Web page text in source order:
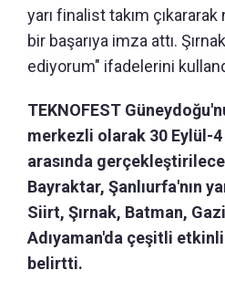
yarı finalist takım
bir başarıya imza attı.
ediyorum" ifadelerini
TEKNOFEST
merkezli olarak 30 Eylül-
arasında
Bayraktar, Şanlıurfa'nın
Siirt, Şırnak, Batman,
Adıyaman'da çeşitli
belirtti.